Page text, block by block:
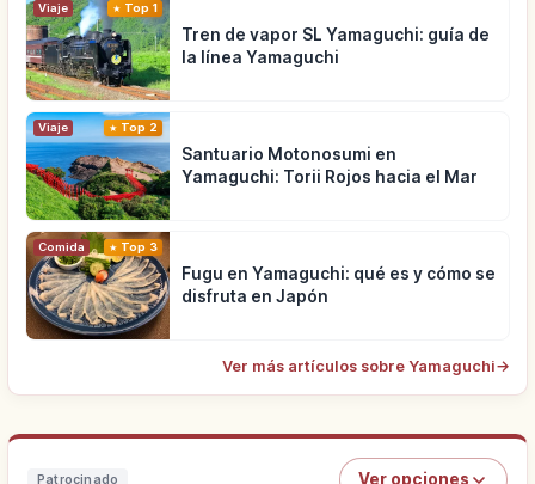
Viaje Top 1
Tren de vapor SL Yamaguchi: guía de
la línea Yamaguchi
Viaje Top 2
Santuario Motonosumi en
Yamaguchi: Torii Rojos hacia el Mar
Comida Top 3
Fugu en Yamaguchi: qué es y cómo se
disfruta en Japón
Ver más artículos sobre Yamaguchi→
Patrocinado Ver opciones